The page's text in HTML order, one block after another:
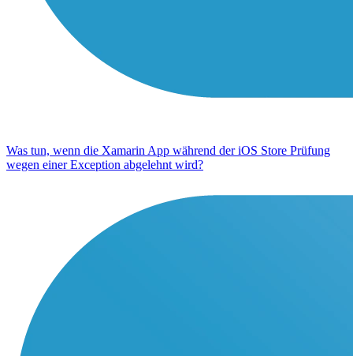
Was tun, wenn die Xamarin App während der iOS Store Prüfung
wegen einer Exception abgelehnt wird?